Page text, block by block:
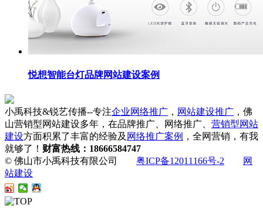
悦想智能台灯品牌网站建设案例
小禹科技&锐艺传播--专注企业网络推广 ， 网站建设推广 ，佛
山营销型网站建设多年，在品牌推广、网络推广、 营销型网站
建设方面积累了丰富的经验及 网络推广案例 ，全网营销，有我
就够了！ 财富热线：18666584747
© 佛山市小禹科技有限公司 粤ICP备12011166号-2
网
站建设